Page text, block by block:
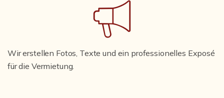
Wir erstellen Fotos, Texte und ein professionelles Exposé
für die Vermietung.